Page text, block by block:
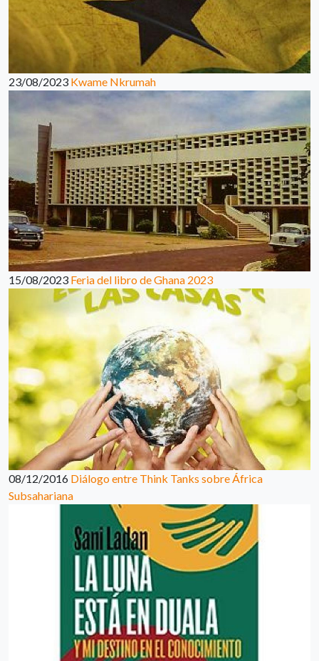
23/08/2023 Kwame Nkrumah
15/08/2023 Feria del libro de Ghana 2023
08/12/2016 Diálogo entre Think Tanks sobre África
Subsahariana